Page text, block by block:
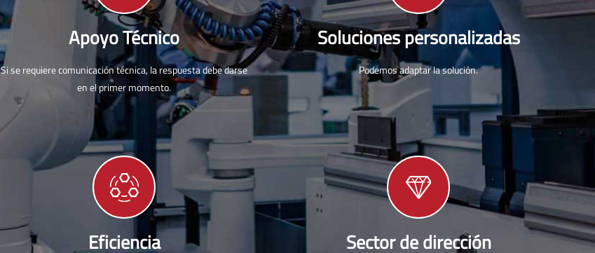
Apoyo Técnico
Si se requiere comunicación técnica, la respuesta debe darse
en el primer momento.
Soluciones personalizadas
Podemos adaptar la solución.
Eficiencia Sector de dirección